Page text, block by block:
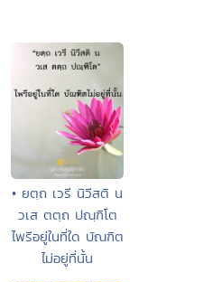
• ยตฺถ เวรี นิวีสติ น
วเส ตตฺถ ปณฺฑิโต
ไพรีอยู่ในที่ใด บัณฑิต
ไม่อยู่ที่นั้น